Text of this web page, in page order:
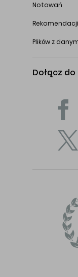
Notowań
Rekomendacji
Plików z
Dołącz do